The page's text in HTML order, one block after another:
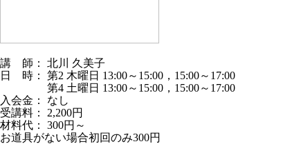
講 師： 北川 久美子
日 時： 第2 木曜日 13:00～15:00，15:00～17:00
第4 土曜日 13:00～15:00，15:00～17:00
入会金： なし
受講料： 2,200円
材料代： 300円～
お道具がない場合初回のみ300円